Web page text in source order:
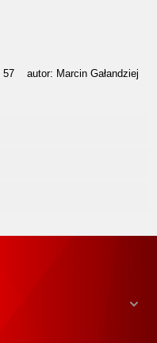
57 autor: Marcin Gałandziej